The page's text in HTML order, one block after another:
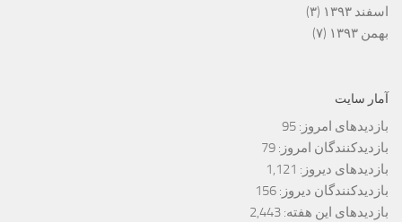
اسفند ۱۳۹۳
(۳)
بهمن ۱۳۹۳
(۷)
آمار سایت
بازدیدهای امروز: 95
بازدیدکنندگان امروز: 79
بازدیدهای دیروز: 1,121
بازدیدکنندگان دیروز: 156
بازدیدهای این هفته: 2,443